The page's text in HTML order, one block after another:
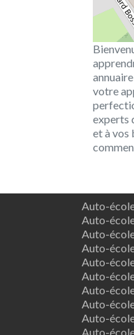
votre
experts
et à vos
Auto-
Auto-
Auto-
Auto-
Auto-
Auto-
Auto-
Auto-
Auto-
Auto-